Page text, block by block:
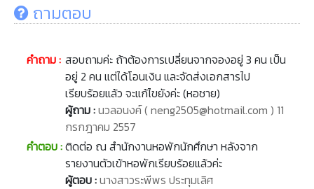
ถามตอบ
คำถาม : สอบถามค่ะ ถ้าต้องการเปลี่ยนจากจองอยู่ 3 คน เป็น
อยู่ 2 คน แต่ได้โอนเงิน และจัดส่งเอกสารไป
เรียบร้อยแล้ว จะแก้ไขยังค่ะ (หอชาย)
ผู้ถาม :นวลอนงค์ ( neng2505@hotmail.com ) 11
กรกฎาคม 2557
คำตอบ :ติดต่อ ณ สำนักงานหอพักนักศึกษา หลังจาก
รายงานตัวเข้าหอพักเรียบร้อยแล้วค่ะ
ผู้ตอบ :นางสาวระพีพร ประทุมเลิศ